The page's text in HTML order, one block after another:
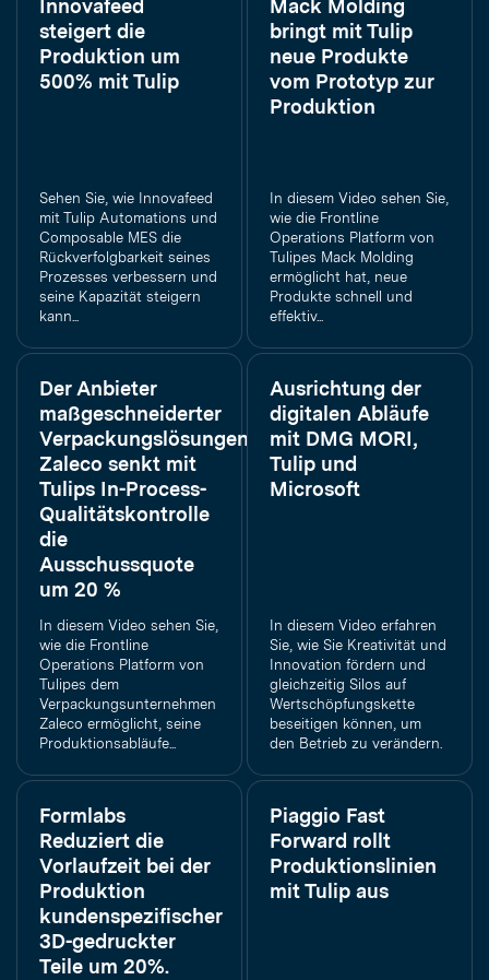
Innovafeed
steigert die
Produktion um
500% mit Tulip
Sehen Sie, wie Innovafeed
mit Tulip Automations und
Composable MES die
Rückverfolgbarkeit seines
Prozesses verbessern und
seine Kapazität steigern
kann...
Mack Molding
bringt mit Tulip
neue Produkte
vom Prototyp zur
Produktion
In diesem Video sehen Sie,
wie die Frontline
Operations Platform von
Tulipes Mack Molding
ermöglicht hat, neue
Produkte schnell und
effektiv...
Der Anbieter
maßgeschneiderter
Verpackungslösungen
Zaleco senkt mit
Tulips In-Process-
Qualitätskontrolle
die
Ausschussquote
um 20 %
In diesem Video sehen Sie,
wie die Frontline
Operations Platform von
Tulipes dem
Verpackungsunternehmen
Zaleco ermöglicht, seine
Produktionsabläufe...
Ausrichtung der
digitalen Abläufe
mit DMG MORI,
Tulip und
Microsoft
In diesem Video erfahren
Sie, wie Sie Kreativität und
Innovation fördern und
gleichzeitig Silos auf
Wertschöpfungskette
beseitigen können, um
den Betrieb zu verändern.
Formlabs
Reduziert die
Vorlaufzeit bei der
Produktion
kundenspezifischer
3D-gedruckter
Teile um 20%.
Piaggio Fast
Forward rollt
Produktionslinien
mit Tulip aus